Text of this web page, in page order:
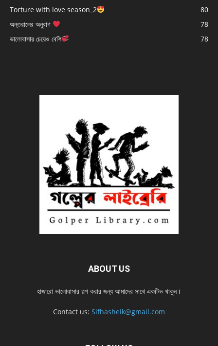
Torture with love season_2
80
অন্তরালের অনুরাগ
78
ভালোবাসার চেয়েও বেশি
78
ABOUT US
হাজারো ভালোবাসার গল্প করার জন্য আমাদের সাথে একটিভ থাকুন।
Contact us: Sifhasheik@gmail.com